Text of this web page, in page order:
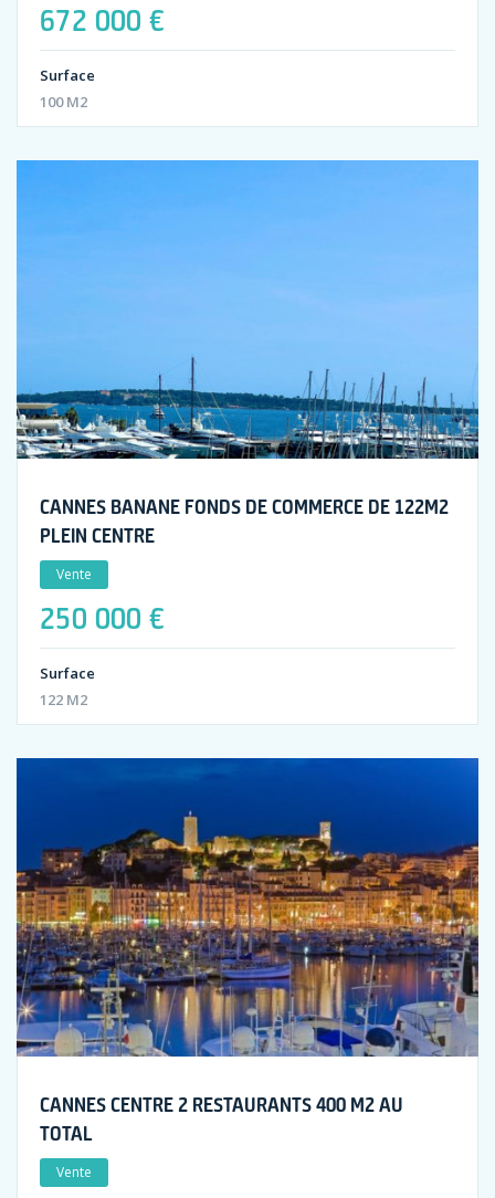
672 000 €
Surface
100 M2
CANNES BANANE FONDS DE COMMERCE DE 122M2
PLEIN CENTRE
Vente
250 000 €
Surface
122 M2
CANNES CENTRE 2 RESTAURANTS 400 M2 AU
TOTAL
Vente